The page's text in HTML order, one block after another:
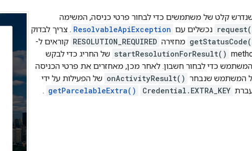
קלט של משתמשים כדי לבחור פרטי כניסה, המשימה
נכשלים עם ResolvableApiException . צריך לבדוק
מחזירה RESOLUTION_REQUIRED קוראים ל-
startResolutionForResult() של החריג כדי לבקש
כדי לבחור חשבון. לאחר מכן, מאחזרים את פרטי הכניסה
המשתמש שנבחר onActivityResult() של הפעילות על ידי
Credential.EXTRA_KEY
getParcelableExtra()
.